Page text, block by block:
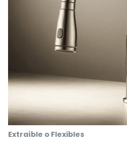
Extraíble o Flexibles